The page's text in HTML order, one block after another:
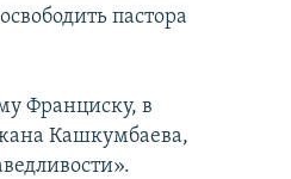
пастора
Франциску, в
Кашкумбаева,